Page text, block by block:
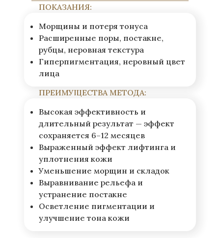
ПОКАЗАНИЯ:
Морщины и потеря тонуса
Расширенные поры, постакне,
рубцы, неровная текстура
Гиперпигментация, неровный цвет
лица
ПРЕИМУЩЕСТВА МЕТОДА:
Высокая эффективность и
длительный результат — эффект
сохраняется 6–12 месяцев
Выраженный эффект лифтинга и
уплотнения кожи
Уменьшение морщин и складок
Выравнивание рельефа и
устранение постакне
Осветление пигментации и
улучшение тона кожи